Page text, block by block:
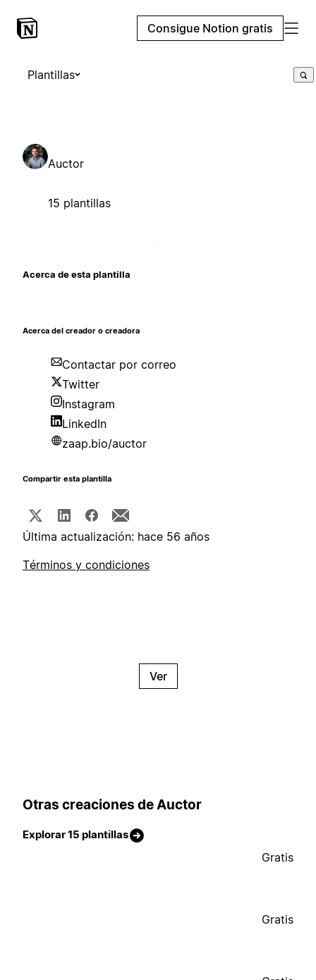
Consigue Notion gratis
Plantillas
Auctor
15 plantillas
Acerca de esta plantilla
Acerca del creador o creadora
Contactar por correo
Twitter
Instagram
LinkedIn
zaap.bio/auctor
Compartir esta plantilla
Última actualización: hace 56 años
Términos y condiciones
Ver
Otras creaciones de Auctor
Explorar 15 plantillas
Gratis
Gratis